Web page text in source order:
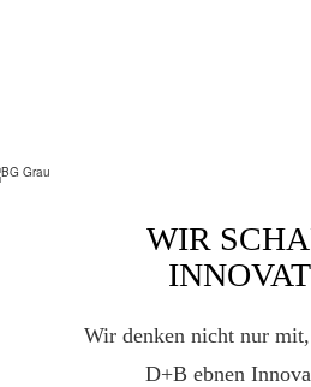
WIR
Wir denken nicht nur
D+B ebnen